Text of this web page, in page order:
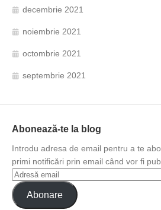
decembrie 2021
noiembrie 2021
octombrie 2021
septembrie 2021
Abonează-te la blog
Introdu adresa de email pentru a te
primi notificări prin email când vor fi
Abonare